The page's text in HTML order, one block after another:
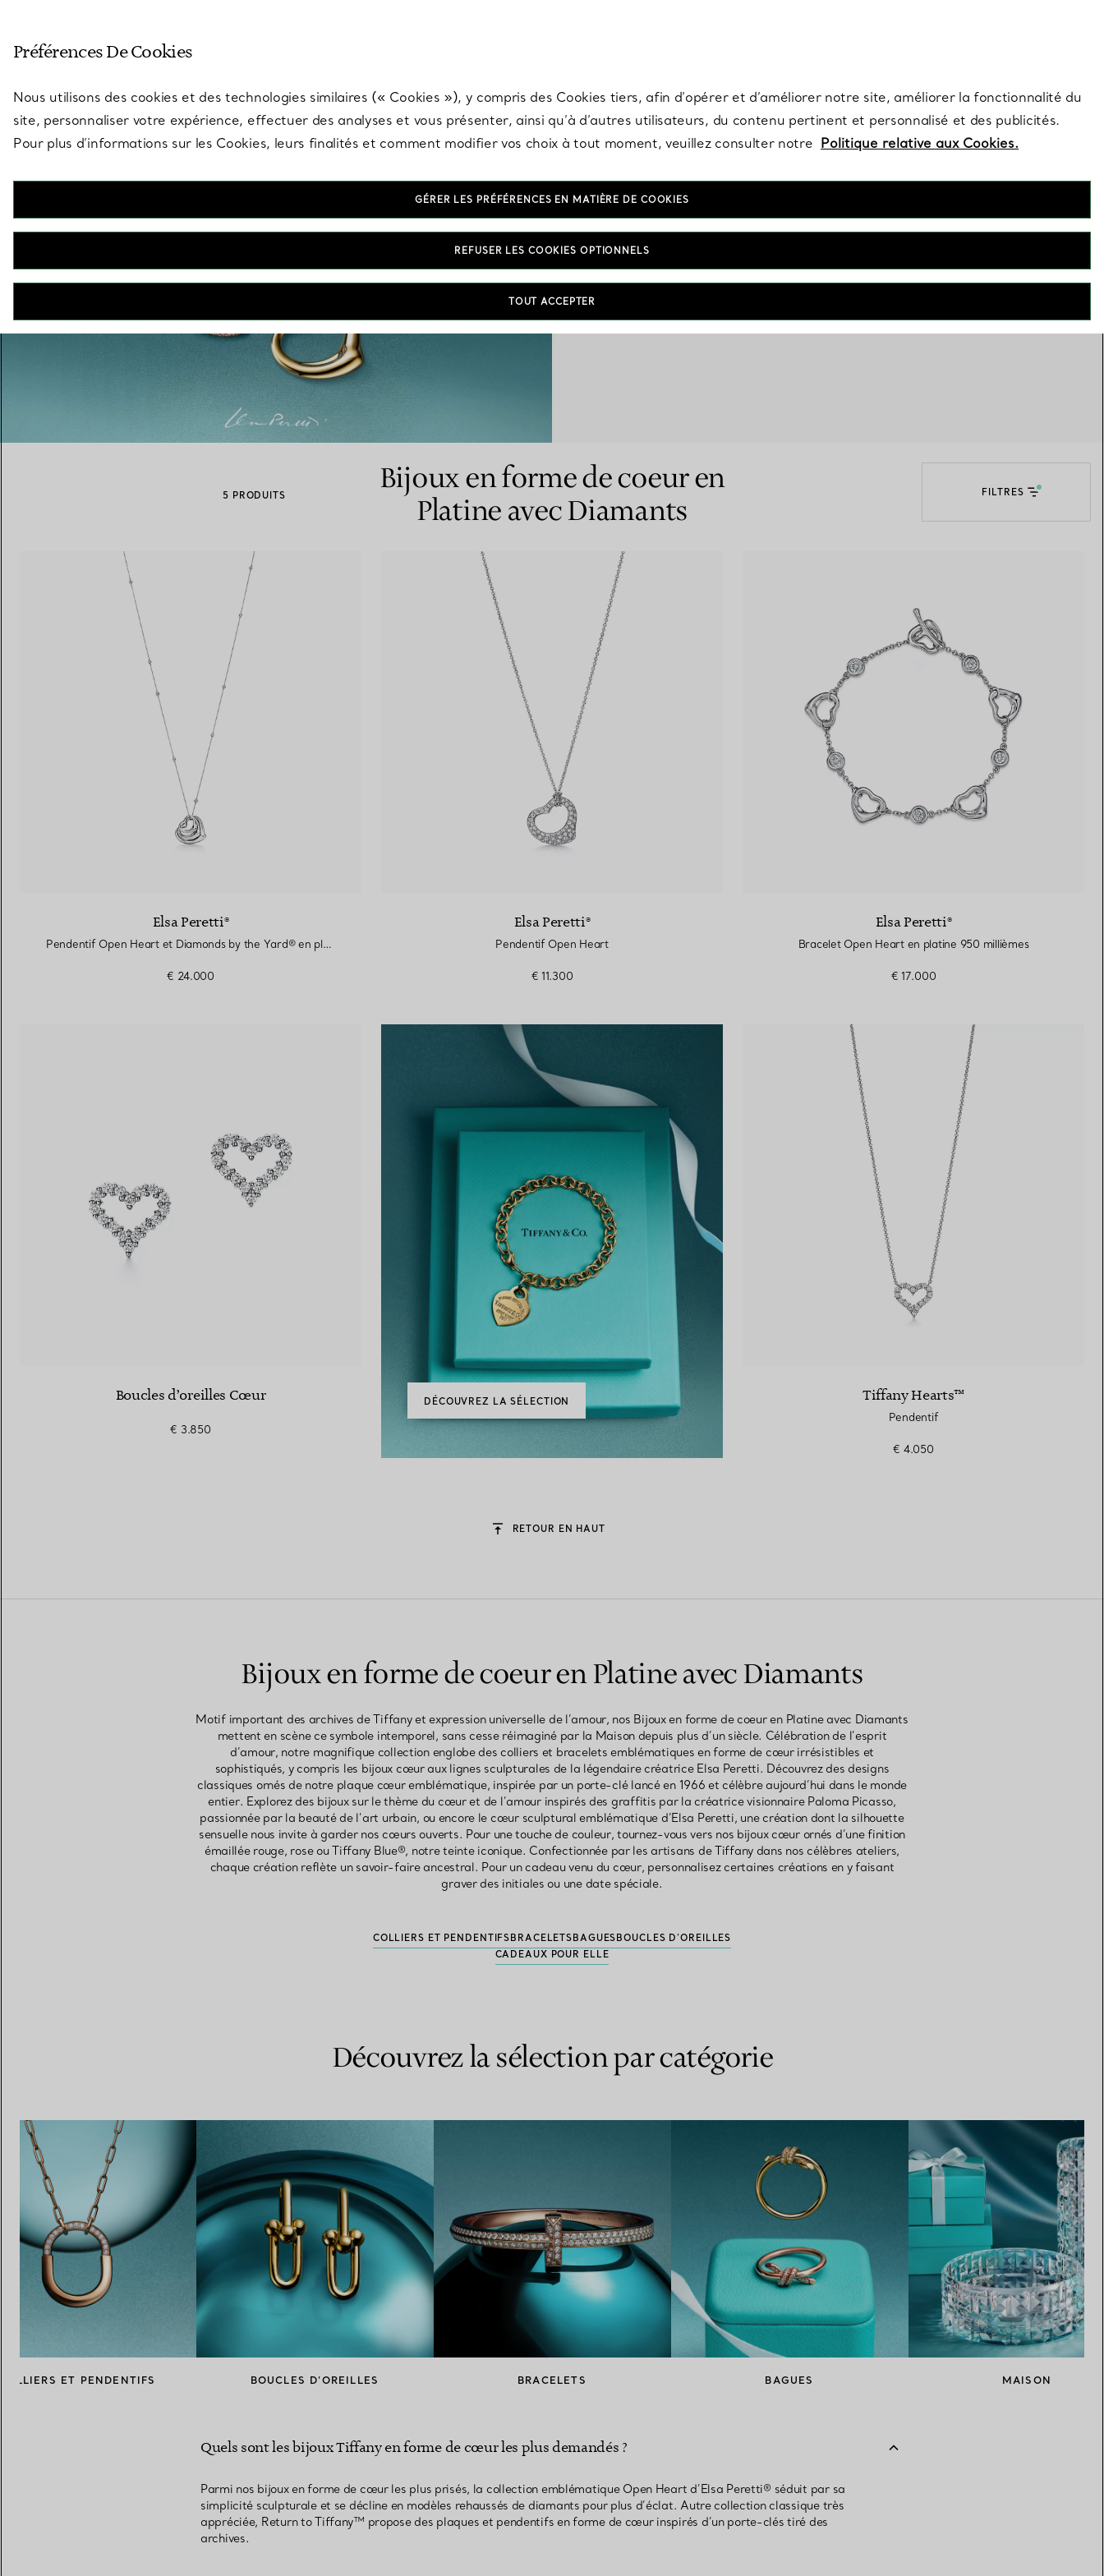
Alliances pour femme Alliances pour hommes
avec un expert en diamants Tiffany.
même.
5 PRODUITS
Bijoux en forme de coeur en
Platine avec Diamants
FILTRES
Elsa Peretti®
Pendentif Open Heart et Diamonds by the Yard® en platine 950 millièmes et diamants
€ 24.000
Elsa Peretti®
Pendentif Open Heart
€ 11.300
Elsa Peretti®
Bracelet Open Heart en platine 950 millièmes
€ 17.000
Boucles d’oreilles Cœur
€ 3.850
DÉCOUVREZ LA SÉLECTION Tiffany Hearts™
Pendentif
€ 4.050
RETOUR EN HAUT
Bijoux en forme de coeur en Platine avec Diamants
Motif important des archives de Tiffany et expression universelle de l’amour, nos Bijoux en forme de coeur en Platine avec Diamants
mettent en scène ce symbole intemporel, sans cesse réimaginé par la Maison depuis plus d’un siècle. Célébration de l’esprit
d’amour, notre magnifique collection englobe des colliers et bracelets emblématiques en forme de cœur irrésistibles et
sophistiqués, y compris les bijoux cœur aux lignes sculpturales de la légendaire créatrice Elsa Peretti. Découvrez des designs
classiques ornés de notre plaque cœur emblématique, inspirée par un porte-clé lancé en 1966 et célèbre aujourd’hui dans le monde
entier. Explorez des bijoux sur le thème du cœur et de l’amour inspirés des graffitis par la créatrice visionnaire Paloma Picasso,
passionnée par la beauté de l’art urbain, ou encore le cœur sculptural emblématique d’Elsa Peretti, une création dont la silhouette
sensuelle nous invite à garder nos cœurs ouverts. Pour une touche de couleur, tournez-vous vers nos bijoux cœur ornés d’une finition
émaillée rouge, rose ou Tiffany Blue®, notre teinte iconique. Confectionnée par les artisans de Tiffany dans nos célèbres ateliers,
chaque création reflète un savoir-faire ancestral. Pour un cadeau venu du cœur, personnalisez certaines créations en y faisant
graver des initiales ou une date spéciale.
COLLIERS ET PENDENTIFS BRACELETS BAGUES BOUCLES D’OREILLES
CADEAUX POUR ELLE
Découvrez la sélection par catégorie
ET PENDENTIFS BOUCLES D’OREILLES BRACELETS BAGUES MAISON
Quels sont les bijoux Tiffany en forme de cœur les plus demandés ?
Parmi nos bijoux en forme de cœur les plus prisés, la collection emblématique Open Heart d’Elsa Peretti® séduit par sa
simplicité sculpturale et se décline en modèles rehaussés de diamants pour plus d’éclat. Autre collection classique très
appréciée, Return to Tiffany™ propose des plaques et pendentifs en forme de cœur inspirés d’un porte-clés tiré des
archives.
Préférences De Cookies
Nous utilisons des cookies et des technologies similaires (« Cookies »), y compris des Cookies tiers, afin d’opérer et d’améliorer notre site, améliorer la fonctionnalité du
site, personnaliser votre expérience, effectuer des analyses et vous présenter, ainsi qu’à d’autres utilisateurs, du contenu pertinent et personnalisé et des publicités.
Pour plus d’informations sur les Cookies, leurs finalités et comment modifier vos choix à tout moment, veuillez consulter notre Politique relative aux Cookies.
GÉRER LES PRÉFÉRENCES EN MATIÈRE DE COOKIES
REFUSER LES COOKIES OPTIONNELS
TOUT ACCEPTER